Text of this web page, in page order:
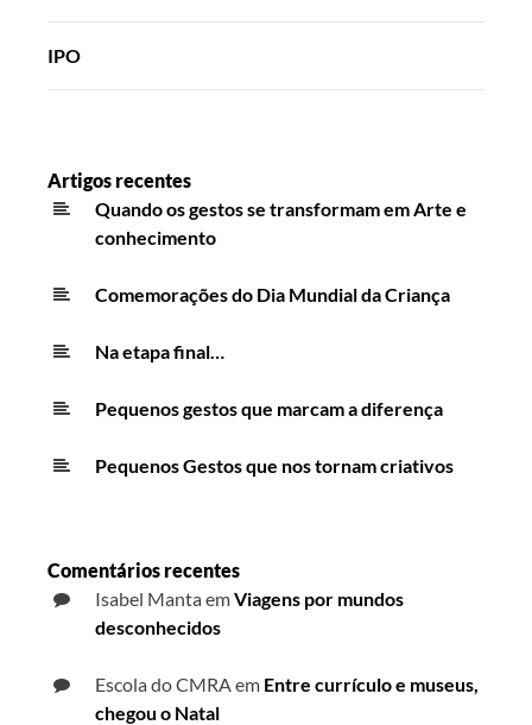
IPO
Artigos recentes
Quando os gestos se transformam em Arte e
conhecimento
Comemorações do Dia Mundial da Criança
Na etapa final…
Pequenos gestos que marcam a diferença
Pequenos Gestos que nos tornam criativos
Comentários recentes
Isabel MantaemViagens por mundos
desconhecidos
Escola do CMRAem Entre currículo e museus,
chegou o Natal